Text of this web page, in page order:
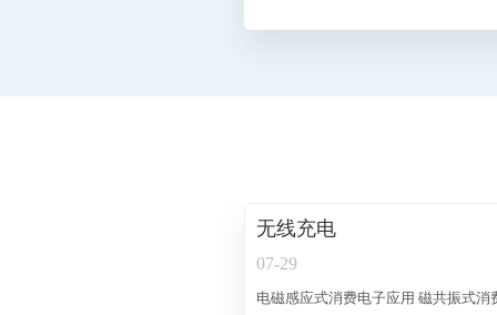
无线充电
07-29
电磁感应式消费电子应用 磁共振式消费电子应用 无线充电选择工具 通过采用无线充电而接